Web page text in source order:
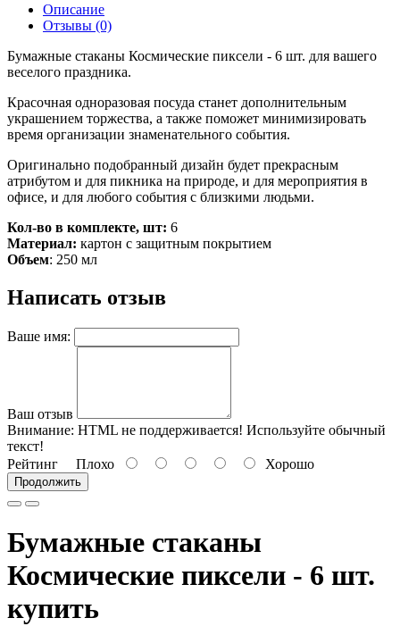
Описание
Отзывы (0)
Бумажные стаканы Космические пиксели - 6 шт. для вашего
веселого праздника.
Красочная одноразовая посуда станет дополнительным
украшением торжества, а также поможет минимизировать
время организации знаменательного события.
Оригинально подобранный дизайн будет прекрасным
атрибутом и для пикника на природе, и для мероприятия в
офисе, и для любого события с близкими людьми.
Кол-во в комплекте, шт: 6
Материал: картон с защитным покрытием
Объем: 250 мл
Написать отзыв
Ваше имя:
Ваш отзыв
Внимание: HTML не поддерживается! Используйте обычный
текст!
Рейтинг Плохо Хорошо
Продолжить
Бумажные стаканы
Космические пиксели - 6 шт.
купить